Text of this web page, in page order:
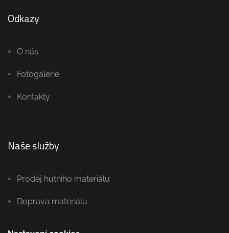
Odkazy
O nás
Fotogalerie
Kontakty
Naše služby
Prodej hutního materiálu
Doprava materiálu